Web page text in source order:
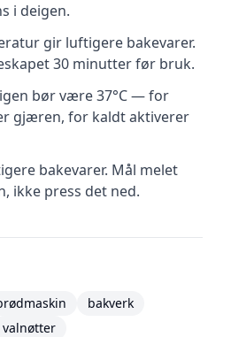
i deigen.
gir luftigere bakevarer.
30 minutter før bruk.
bør være 37°C — for
gjæren, for kaldt aktiverer
bakevarer. Mål melet
ikke press det ned.
bakverk
valnøtter